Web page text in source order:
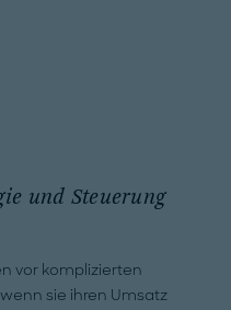
und Steuerung
vor komplizierten
sie ihren Umsatz